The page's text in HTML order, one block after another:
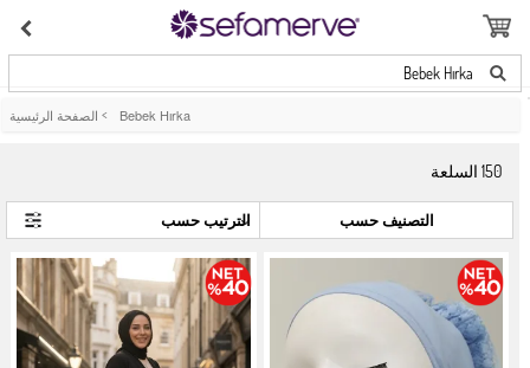
Bebek Hırka
الصفحة الرئيسية > Bebek Hırka
150السلعة
التصنيف حسب